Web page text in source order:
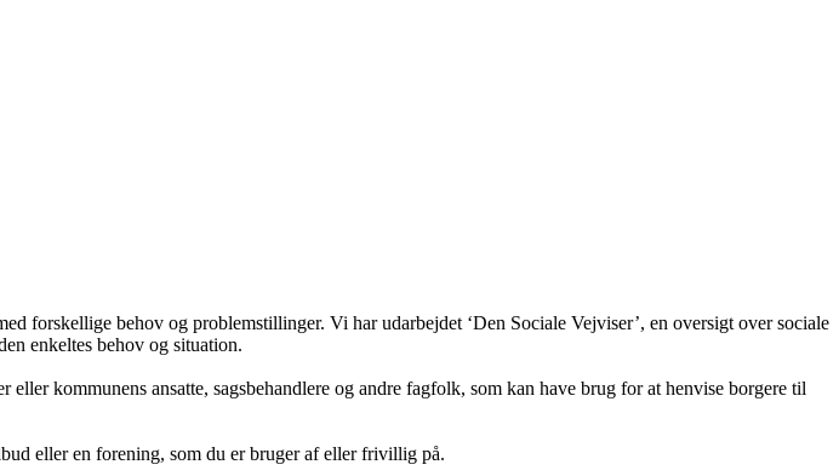
forskellige behov og problemstillinger. Vi har udarbejdet ‘Den Sociale Vejviser’, en oversigt over sociale
enkeltes behov og situation.
kommunens ansatte, sagsbehandlere og andre fagfolk, som kan have brug for at henvise borgere til
eller en forening, som du er bruger af eller frivillig på.